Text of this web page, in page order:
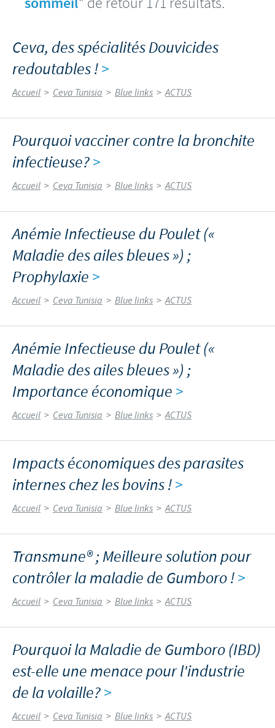
Ceva, des spécialités Douvicides
redoutables !>
Accueil > Ceva Tunisia > Blue links > ACTUS
Pourquoi vacciner contre la bronchite
infectieuse?>
Accueil > Ceva Tunisia > Blue links > ACTUS
Anémie Infectieuse du Poulet («
Maladie des ailes bleues ») ;
Prophylaxie >
Accueil > Ceva Tunisia > Blue links > ACTUS
Anémie Infectieuse du Poulet («
Maladie des ailes bleues ») ;
Importance économique >
Accueil > Ceva Tunisia > Blue links > ACTUS
Impacts économiques des parasites
internes chez les bovins !>
Accueil > Ceva Tunisia > Blue links > ACTUS
Transmune® ; Meilleure solution pour
contrôler la maladie de Gumboro !>
Accueil > Ceva Tunisia > Blue links > ACTUS
Pourquoi la Maladie de Gumboro (IBD)
est-elle une menace pour l'industrie
de la volaille?>
Accueil > Ceva Tunisia > Blue links > ACTUS